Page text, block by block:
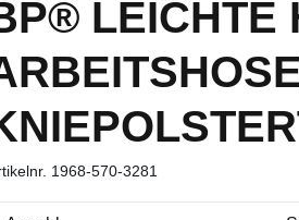
LEICHTE
1968-570-3281